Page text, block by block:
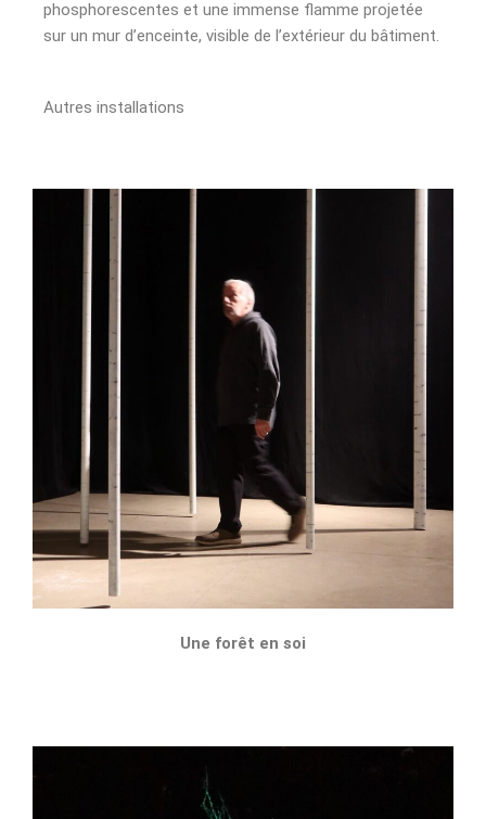
phosphorescentes et une immense flamme projetée
sur un mur d’enceinte, visible de l’extérieur du bâtiment.
Autres installations
Une forêt en soi